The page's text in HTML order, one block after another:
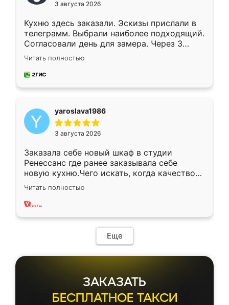
3 августа 2026
Кухню здесь заказали. Эскизы прислали в
телеграмм. Выбрали наиболее подходящий.
Согласовали день для замера. Через 3
недели кухня была уже готова. Остались
довольны работой. Спасибо Ренессанс
мебель за качественную работу!
Читать полностью
yaroslava1986
3 августа 2026
Заказала себе новый шкаф в студии
Ренессанс где ранее заказывала себе
новую кухню.Чего искать, когда качеством
вполне довольна. Служит кухня уже почти
два года, нареканий нет.
Читать полностью
Еще
ЗАКАЗАТЬ
БЕСПЛАТНОЕ ТАКСИ